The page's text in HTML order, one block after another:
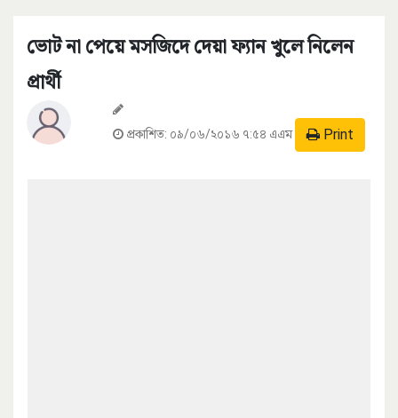
ভোট না পেয়ে মসজিদে দেয়া ফ্যান খুলে নিলেন
প্রার্থী
প্রকাশিত: ০৯/০৬/২০১৬ ৭:৫৪ এএম Print